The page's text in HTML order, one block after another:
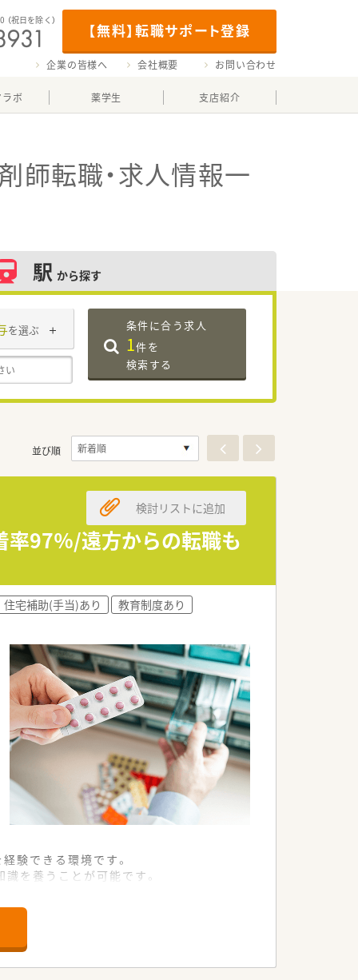
【無料】転職サポート登録
（祝日を除く）
企業の皆様へ 会社概要 お問い合わせ
ボ 薬学生 支店紹介
師転職・求人情報一
駅 から探す
を選ぶ 条件に合う求人
1件を
検索する
並び順
97％/遠方からの転職も
検討リストに追加
住宅補助(手当)あり
教育制度あり
験できる環境です。
を養うことが可能です。
営基盤を確立しています。
に非常に注力しています。
患者満足度を実現しています。